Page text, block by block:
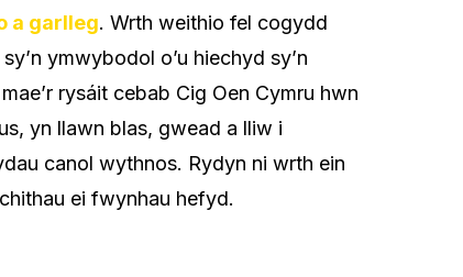
a garlleg. Wrth weithio fel cogydd
ymwybodol o’u hiechyd sy’n
rysáit cebab Cig Oen Cymru hwn
yn llawn blas, gwead a lliw i
canol wythnos. Rydyn ni wrth ein
ei fwynhau hefyd.